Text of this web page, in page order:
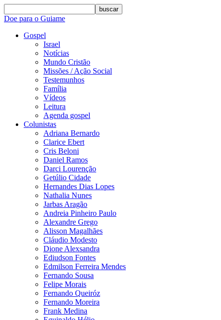
buscar
Doe para o Guiame
Gospel
Israel
Notícias
Mundo Cristão
Missões / Ação Social
Testemunhos
Família
Vídeos
Leitura
Agenda gospel
Colunistas
Adriana Bernardo
Clarice Ebert
Cris Beloni
Daniel Ramos
Darci Lourenção
Getúlio Cidade
Hernandes Dias Lopes
Nathalia Nunes
Jarbas Aragão
Andreia Pinheiro Paulo
Alexandre Grego
Alisson Magalhães
Cláudio Modesto
Dione Alexsandra
Ediudson Fontes
Edmilson Ferreira Mendes
Fernando Sousa
Felipe Morais
Fernando Queiróz
Fernando Moreira
Frank Medina